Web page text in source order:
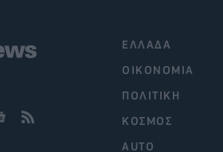
ΕΛΛΑΔΑ
ΟΙΚΟΝΟΜΙΑ
ΠΟΛΙΤΙΚΗ
ΚΟΣΜΟΣ
AUTO